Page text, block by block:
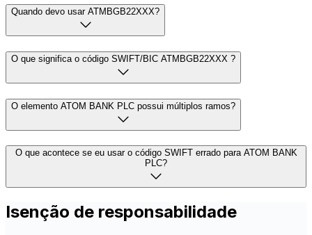
Quando devo usar ATMBGB22XXX?
O que significa o código SWIFT/BIC ATMBGB22XXX ?
O elemento ATOM BANK PLC possui múltiplos ramos?
O que acontece se eu usar o código SWIFT errado para ATOM BANK
PLC?
Isenção de responsabilidade